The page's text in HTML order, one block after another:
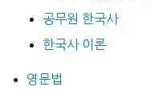
공무원 한국사
한국사 이론
영문법